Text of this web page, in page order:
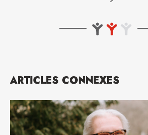
ARTICLES CONNEXES